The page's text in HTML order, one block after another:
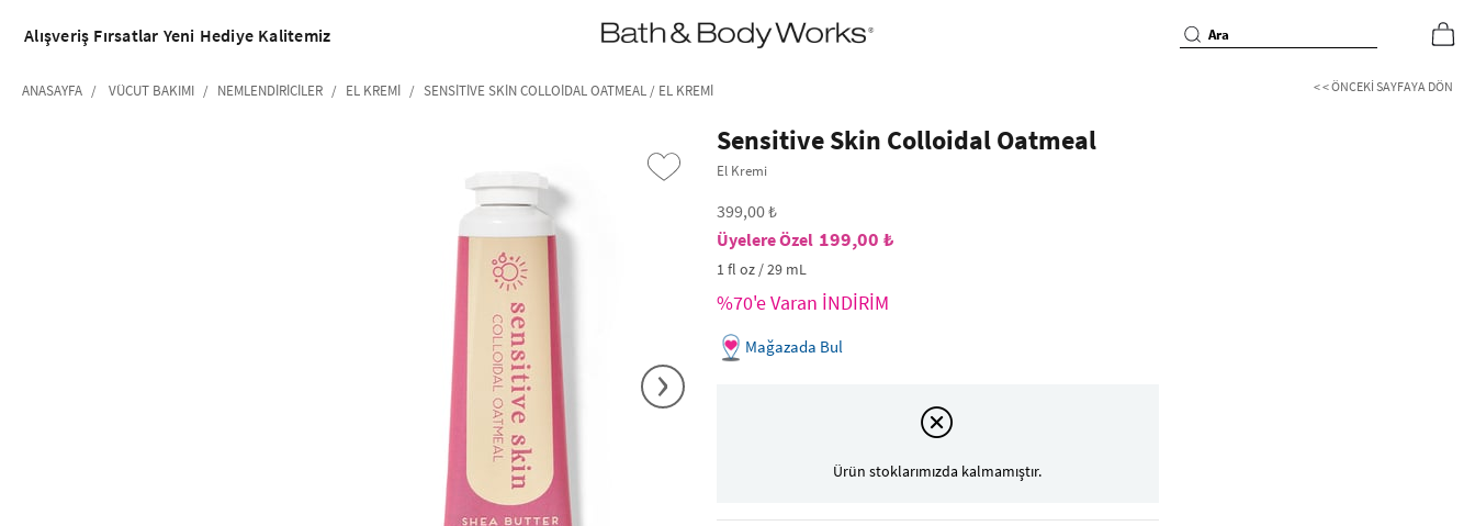
•2200₺ ve Üzeri Kargo Ücretsiz!•
*Promosyon Detayları
Alışveriş Fırsatlar Yeni Hediye Kalitemiz
ANASAYFA VÜCUT BAKIMI NEMLENDIRICILER EL KREMI SENSITIVE SKIN COLLOIDAL OATMEAL / EL KREMI < < ÖNCEKI SAYFAYA DÖN
›
Sensitive Skin Colloidal Oatmeal
El Kremi
399,00 ₺
199,00 ₺
1 fl oz / 29 mL
%70'e Varan İNDİRİM
Mağazada Bul
Ürün stoklarımızda kalmamıştır.